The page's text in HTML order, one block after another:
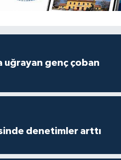
uğrayan genç çoban
denetimler arttı